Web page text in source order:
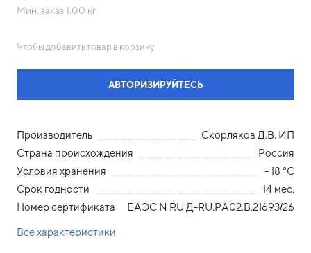
Мин. заказ 1.00 кг
Чтобы добавить товар в корзину
АВТОРИЗИРУЙТЕСЬ
Производитель
Скорляков Д.В. ИП
Страна происхождения
Россия
Условия хранения
- 18 °С
Срок годности
14 мес.
Номер сертификата
ЕАЭС N RU Д-RU.PA02.B.21693/26
Все характеристики